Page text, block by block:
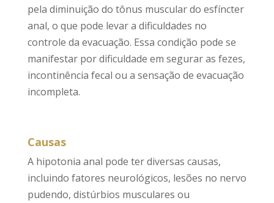
pela diminuição do tônus muscular do esfíncter
anal, o que pode levar a dificuldades no
controle da evacuação. Essa condição pode se
manifestar por dificuldade em segurar as fezes,
incontinência fecal ou a sensação de evacuação
incompleta.
Causas
A hipotonia anal pode ter diversas causas,
incluindo fatores neurológicos, lesões no nervo
pudendo, distúrbios musculares ou